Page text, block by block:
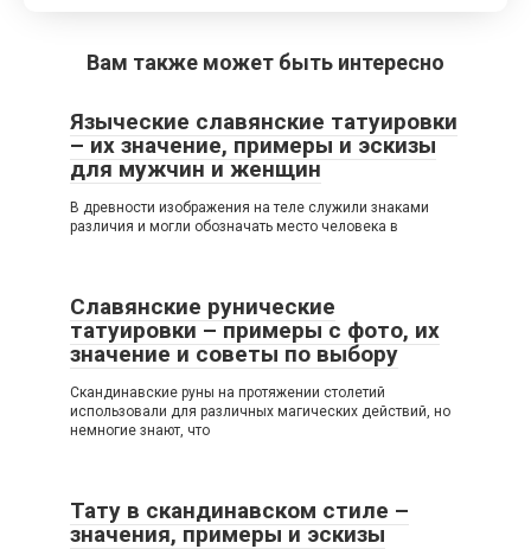
Вам также может быть интересно
Языческие славянские татуировки
– их значение, примеры и эскизы
для мужчин и женщин
В древности изображения на теле служили знаками
различия и могли обозначать место человека в
Славянские рунические
татуировки – примеры с фото, их
значение и советы по выбору
Скандинавские руны на протяжении столетий
использовали для различных магических действий, но
немногие знают, что
Тату в скандинавском стиле –
значения, примеры и эскизы